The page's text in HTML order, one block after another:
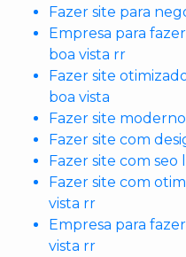
Fazer site para
Empresa para
boa vista rr
Fazer site
boa vista
Fazer site
Fazer site com
Fazer site com seo
Fazer site com
vista rr
Empresa para
vista rr